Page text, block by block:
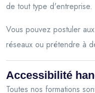
de tout type d'entreprise.
Vous pouvez postuler
réseaux ou prétendre à
Accessibilité
Toutes nos formations